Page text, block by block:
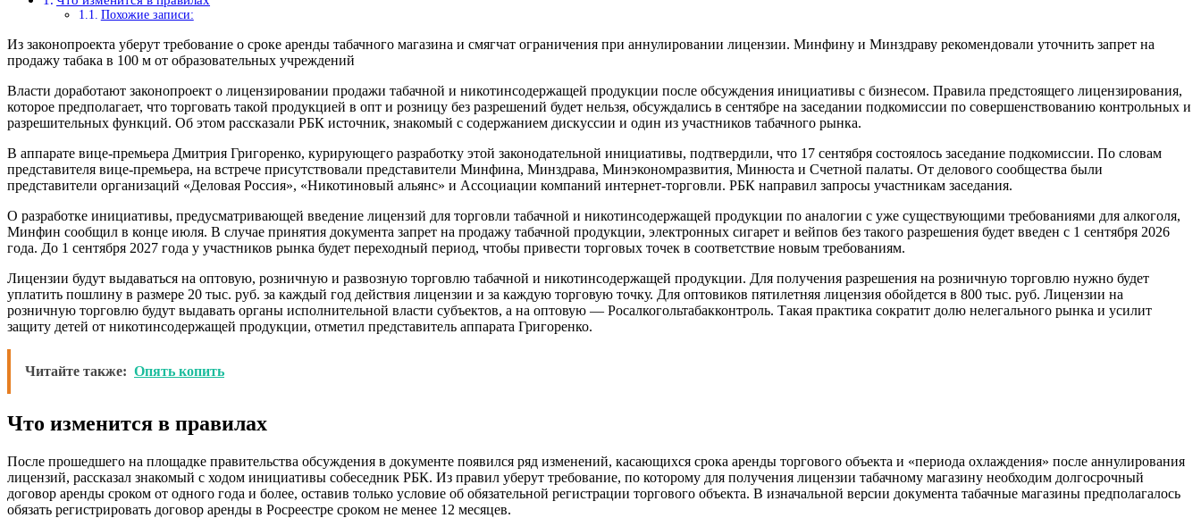
Похожие записи:
Из законопроекта уберут требование о сроке аренды табачного магазина и смягчат ограничения при аннулировании лицензии. Минфину и Минздраву рекомендовали уточнить запрет на
продажу табака в 100 м от образовательных учреждений
Власти доработают законопроект о лицензировании продажи табачной и никотинсодержащей продукции после обсуждения инициативы с бизнесом. Правила предстоящего лицензирования,
которое предполагает, что торговать такой продукцией в опт и розницу без разрешений будет нельзя, обсуждались в сентябре на заседании подкомиссии по совершенствованию контрольных и
разрешительных функций. Об этом рассказали РБК источник, знакомый с содержанием дискуссии и один из участников табачного рынка.
В аппарате вице-премьера Дмитрия Григоренко, курирующего разработку этой законодательной инициативы, подтвердили, что 17 сентября состоялось заседание подкомиссии. По словам
представителя вице-премьера, на встрече присутствовали представители Минфина, Минздрава, Минэкономразвития, Минюста и Счетной палаты. От делового сообщества были
представители организаций «Деловая Россия», «Никотиновый альянс» и Ассоциации компаний интернет-торговли. РБК направил запросы участникам заседания.
О разработке инициативы, предусматривающей введение лицензий для торговли табачной и никотинсодержащей продукции по аналогии с уже существующими требованиями для алкоголя,
Минфин сообщил в конце июля. В случае принятия документа запрет на продажу табачной продукции, электронных сигарет и вейпов без такого разрешения будет введен с 1 сентября 2026
года. До 1 сентября 2027 года у участников рынка будет переходный период, чтобы привести торговых точек в соответствие новым требованиям.
Лицензии будут выдаваться на оптовую, розничную и развозную торговлю табачной и никотинсодержащей продукции. Для получения разрешения на розничную торговлю нужно будет
уплатить пошлину в размере 20 тыс. руб. за каждый год действия лицензии и за каждую торговую точку. Для оптовиков пятилетняя лицензия обойдется в 800 тыс. руб. Лицензии на
розничную торговлю будут выдавать органы исполнительной власти субъектов, а на оптовую — Росалкогольтабакконтроль. Такая практика сократит долю нелегального рынка и усилит
защиту детей от никотинсодержащей продукции, отметил представитель аппарата Григоренко.
Читайте также: Опять копить
Что изменится в правилах
После прошедшего на площадке правительства обсуждения в документе появился ряд изменений, касающихся срока аренды торгового объекта и «периода охлаждения» после аннулирования
лицензий, рассказал знакомый с ходом инициативы собеседник РБК. Из правил уберут требование, по которому для получения лицензии табачному магазину необходим долгосрочный
договор аренды сроком от одного года и более, оставив только условие об обязательной регистрации торгового объекта. В изначальной версии документа табачные магазины предполагалось
обязать регистрировать договор аренды в Росреестре сроком не менее 12 месяцев.